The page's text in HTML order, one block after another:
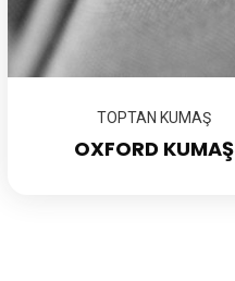
TOPTAN KUMAŞ
OXFORD KUMAŞ